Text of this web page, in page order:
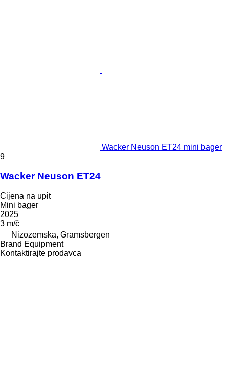
Wacker Neuson ET24 mini bager
9
Wacker Neuson ET24
Cijena na upit
Mini bager
2025
3 m/č
Nizozemska, Gramsbergen
Brand Equipment
Kontaktirajte prodavca